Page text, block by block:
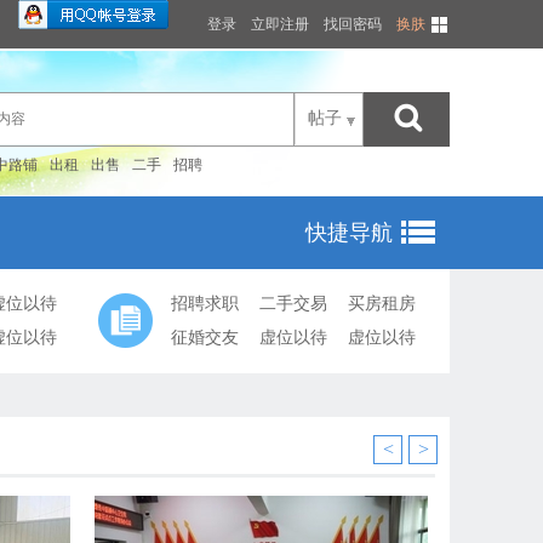
登录 立即注册 找回密码 换肤
帖子
路铺 出租 出售 二手 招聘
快捷导航
位以待
位以待
招聘求职 二手交易
买房租房
征婚交友
虚位以待 虚位以待
< >